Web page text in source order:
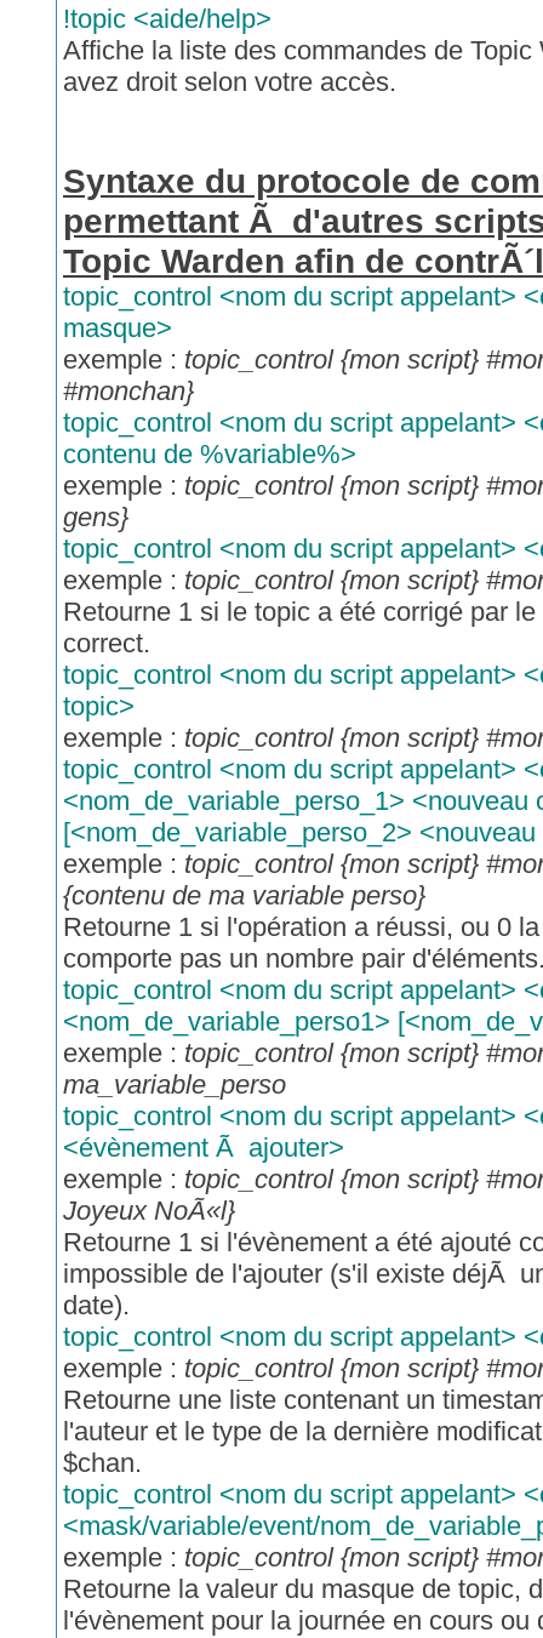
!topic <aide/help>
Affiche la liste des commandes de
avez droit selon votre accès.
Syntaxe du protocole de
permettant Ã d'autres
Topic Warden afin de
topic_control <nom du script appelant>
masque>
exemple : topic_control {mon script}
#monchan}
topic_control <nom du script appelant>
contenu de %variable%>
exemple : topic_control {mon script}
gens}
topic_control <nom du script appelant>
exemple : topic_control {mon script}
Retourne 1 si le topic a été corrigé par
correct.
topic_control <nom du script appelant>
topic>
exemple : topic_control {mon script}
topic_control <nom du script appelant>
<nom_de_variable_perso_1> <nouveau
[<nom_de_variable_perso_2>
exemple : topic_control {mon script}
{contenu de ma variable perso}
Retourne 1 si l'opération a réussi, ou 0
comporte pas un nombre pair
topic_control <nom du script appelant>
<nom_de_variable_perso1>
exemple : topic_control {mon script}
ma_variable_perso
topic_control <nom du script appelant>
<évènement Ã ajouter>
exemple : topic_control {mon script}
Joyeux NoÃ«l}
Retourne 1 si l'évènement a été ajouté
impossible de l'ajouter (s'il existe déjÃ
date).
topic_control <nom du script appelant>
exemple : topic_control {mon script}
Retourne une liste contenant un
l'auteur et le type de la dernière
$chan.
topic_control <nom du script appelant>
<mask/variable/event/
exemple : topic_control {mon script}
Retourne la valeur du masque de topic,
l'évènement pour la journée en cours